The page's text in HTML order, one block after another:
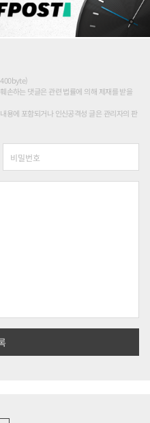
손하는 댓글은 관련 법률에 의해 제재를 받을
용에 포함되거나 인신공격성 글은 관리자의 판